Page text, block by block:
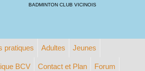
BADMINTON CLUB VICINOIS
pratiques Adultes Jeunes
BCV Contact et Plan Forum
cookies